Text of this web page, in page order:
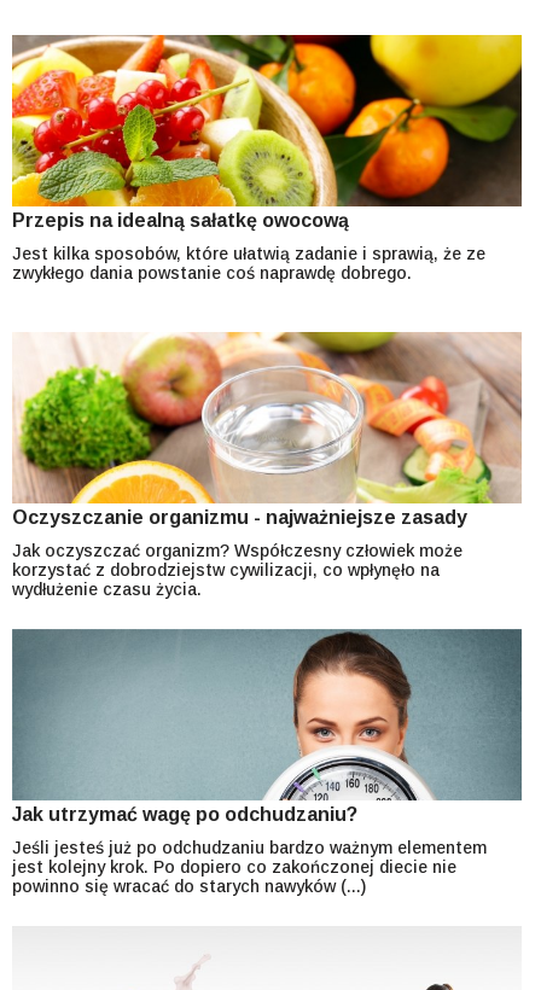
Przepis na idealną sałatkę owocową
Jest kilka sposobów, które ułatwią zadanie i sprawią, że ze
zwykłego dania powstanie coś naprawdę dobrego.
Oczyszczanie organizmu - najważniejsze zasady
Jak oczyszczać organizm? Współczesny człowiek może
korzystać z dobrodziejstw cywilizacji, co wpłynęło na
wydłużenie czasu życia.
Jak utrzymać wagę po odchudzaniu?
Jeśli jesteś już po odchudzaniu bardzo ważnym elementem
jest kolejny krok. Po dopiero co zakończonej diecie nie
powinno się wracać do starych nawyków (...)